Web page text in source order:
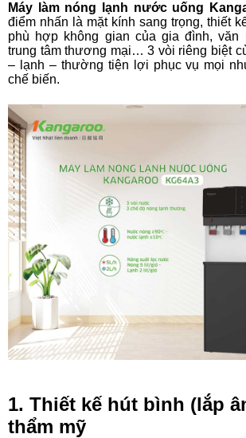
Máy làm nóng lạnh nước uống
điểm nhấn là mặt kính sang trọng, thiết
phù hợp không gian của gia đình, văn
trung tâm thương mại… 3 vòi riêng biệt
– lạnh – thường tiện lợi phục vụ mọi
chế biến.
1. Thiết kế hút bình (lắp
thẩm mỹ